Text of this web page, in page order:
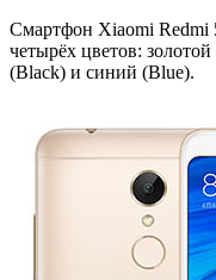
Смартфон Xiaomi Redmi
четырёх цветов:
(Black) и синий (Blue).